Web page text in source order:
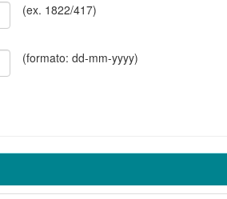
(ex. 1822/417)
(formato: dd-mm-yyyy)